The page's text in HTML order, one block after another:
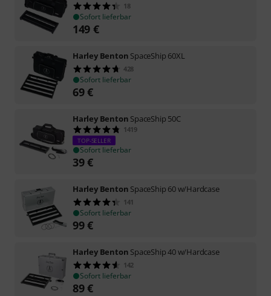
18
Sofort lieferbar
149 €
Harley Benton SpaceShip 60XL
428
Sofort lieferbar
69€
Harley Benton SpaceShip 50C
1419
TOP-SELLER
Sofort lieferbar
39€
Harley Benton SpaceShip 60 w/Hardcase
141
Sofort lieferbar
99€
Harley Benton SpaceShip 40 w/Hardcase
142
Sofort lieferbar
89€